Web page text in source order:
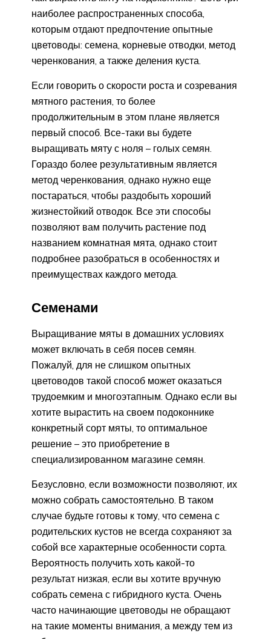
наиболее распространенных способа,
которым отдают предпочтение опытные
цветоводы: семена, корневые отводки, метод
черенкования, а также деления куста.
Если говорить о скорости роста и созревания
мятного растения, то более
продолжительным в этом плане является
первый способ. Все-таки вы будете
выращивать мяту с ноля – голых семян.
Гораздо более результативным является
метод черенкования, однако нужно еще
постараться, чтобы раздобыть хороший
жизнестойкий отводок. Все эти способы
позволяют вам получить растение под
названием комнатная мята, однако стоит
подробнее разобраться в особенностях и
преимуществах каждого метода.
Семенами
Выращивание мяты в домашних условиях
может включать в себя посев семян.
Пожалуй, для не слишком опытных
цветоводов такой способ может оказаться
трудоемким и многоэтапным. Однако если вы
хотите вырастить на своем подоконнике
конкретный сорт мяты, то оптимальное
решение – это приобретение в
специализированном магазине семян.
Безусловно, если возможности позволяют, их
можно собрать самостоятельно. В таком
случае будьте готовы к тому, что семена с
родительских кустов не всегда сохраняют за
собой все характерные особенности сорта.
Вероятность получить хоть какой-то
результат низкая, если вы хотите вручную
собрать семена с гибридного куста. Очень
часто начинающие цветоводы не обращают
на такие моменты внимания, а между тем из